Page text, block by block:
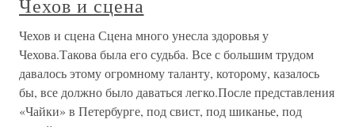
Чехов и сцена
Чехов и сцена Сцена много унесла здоровья у
Чехова.Такова была его судьба. Все с большим трудом
давалось этому огромному таланту, которому, казалось
бы, все должно было даваться легко.После представления
«Чайки» в Петербурге, под свист, под шиканье, под